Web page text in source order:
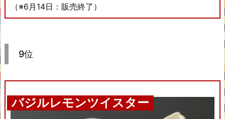
（※6月14日：販売終了）
9位
バジルレモンツイスター